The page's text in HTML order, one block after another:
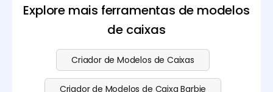
detalhes.
Explore mais ferramentas de modelos
de caixas
Criador de Modelos de Caixas
Criador de Modelos de Caixa Barbie